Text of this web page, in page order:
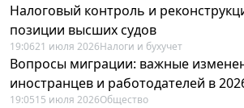
Налоговый контроль и
позиции высших судов
19:0621 июля 2026Налоги и бухучет
Вопросы миграции: важные
иностранцев и работодателей в
19:0515 июля 2026Общество